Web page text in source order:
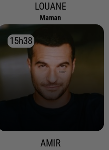
LOUANE
Maman
15h38
15h38
AMIR